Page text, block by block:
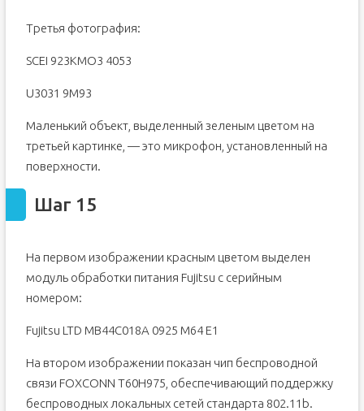
Третья фотография:
SCEI 923KMO3 4053
U3031 9M93
Маленький объект, выделенный зеленым цветом на
третьей картинке, — это микрофон, установленный на
поверхности.
Шаг 15
На первом изображении красным цветом выделен
модуль обработки питания Fujitsu с серийным
номером:
Fujitsu LTD MB44C018A 0925 M64 E1
На втором изображении показан чип беспроводной
связи FOXCONN T60H975, обеспечивающий поддержку
беспроводных локальных сетей стандарта 802.11b.